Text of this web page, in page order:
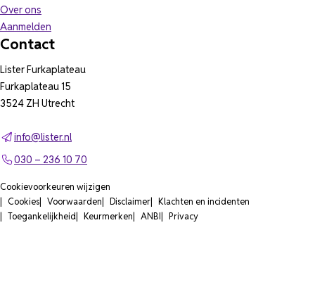
Over ons
Aanmelden
Contact
Lister Furkaplateau
Furkaplateau 15
3524 ZH Utrecht
info@lister.nl
030 – 236 10 70
Cookievoorkeuren wijzigen
Cookies
Voorwaarden Disclaimer
Klachten en incidenten
Toegankelijkheid
Keurmerken ANBI Privacy